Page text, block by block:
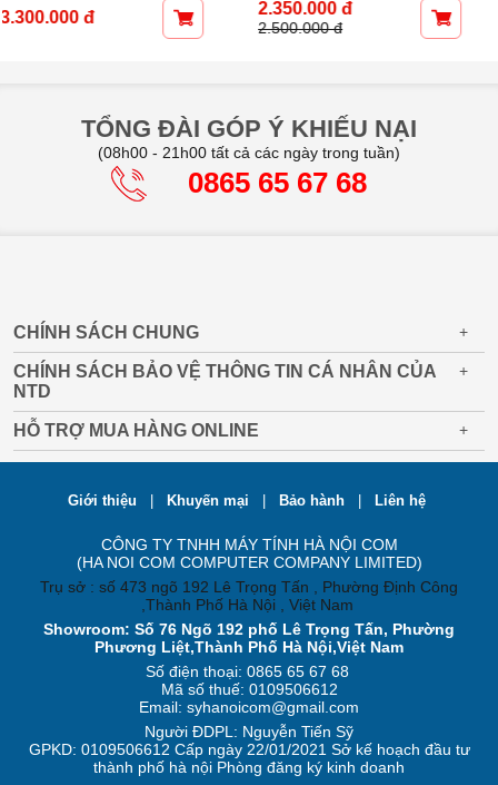
1.550.000 đ 1.750.000 đ
TỔNG ĐÀI GÓP Ý KHIẾU NẠI
(08h00 - 21h00 tất cả các ngày trong tuần)
0865 65 67 68
CHÍNH SÁCH CHUNG +
CHÍNH SÁCH BẢO VỆ THÔNG TIN CÁ NHÂN CỦA
NTD
+
HỖ TRỢ MUA HÀNG ONLINE +
Giới thiệu Khuyến mại Bảo hành Liên hệ
CÔNG TY TNHH MÁY TÍNH HÀ NỘI COM
(HA NOI COM COMPUTER COMPANY LIMITED)
Trụ sở : số 473 ngõ 192 Lê Trọng Tấn , Phường Định Công
,Thành Phố Hà Nội , Việt Nam
Showroom: Số 76 Ngõ 192 phố Lê Trọng Tấn, Phường
Phương Liệt,Thành Phố Hà Nội,Việt Nam
Số điện thoại: 0865 65 67 68
Mã số thuế: 0109506612
Email: syhanoicom@gmail.com
Người ĐDPL: Nguyễn Tiến Sỹ
GPKD: 0109506612 Cấp ngày 22/01/2021 Sở kế hoạch đầu tư
thành phố hà nội Phòng đăng ký kinh doanh